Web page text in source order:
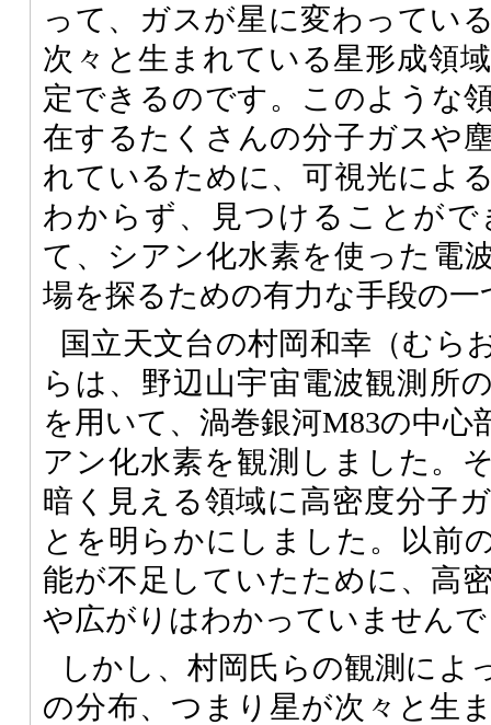
って、ガスが星に変わってい
次々と生まれている星形成領
定できるのです。このような
在するたくさんの分子ガスや
れているために、可視光によ
わからず、見つけることが
て、シアン化水素を使った電
場を探るための有力な手段の
国立天文台の村岡和幸（むら
らは、野辺山宇宙電波観測所
を用いて、渦巻銀河M83の中心
アン化水素を観測しました。
暗く見える領域に高密度分子
とを明らかにしました。以前
能が不足していたために、高
や広がりはわかっていません
しかし、村岡氏らの観測によ
の分布、つまり星が次々と生